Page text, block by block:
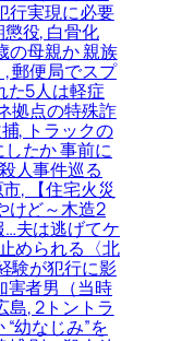
行実現に必要
役, 白骨化
の母親か 親族
郵便局でスプ
た5人は軽症
拠点の特殊詐
, トラックの
たか 事前に
人事件巡る
, 【住宅火災
けど～木造2
夫は逃げてケ
められる〈北
験が犯行に影
害者男（当時
島, 2トントラ
幼なじみ”を